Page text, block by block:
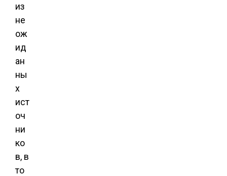
из
не
ож
ид
ан
ны
х
ист
оч
ни
ко
в, в
то